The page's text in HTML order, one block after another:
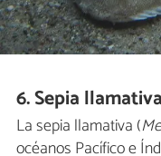
6. Sepia llamativa
La sepia llamativa (
océanos Pacífico e